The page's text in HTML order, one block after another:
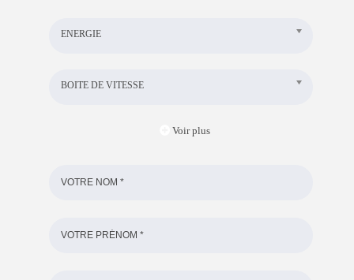
ENERGIE
BOITE DE VITESSE
Voir plus